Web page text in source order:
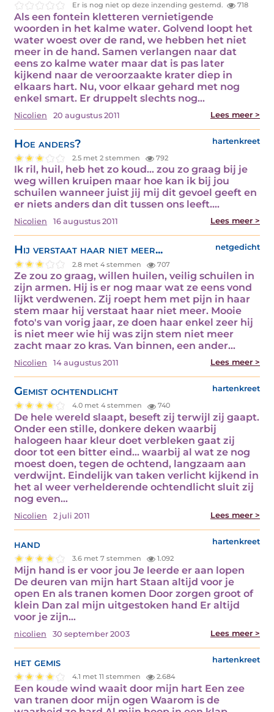
Er is nog niet op deze inzending gestemd. 718
Als een fontein kletteren vernietigende
woorden in het kalme water. Golvend loopt het
water woest over de rand, we hebben het niet
meer in de hand. Samen verlangen naar dat
eens zo kalme water maar dat is pas later
kijkend naar de veroorzaakte krater diep in
elkaars hart. Nu, voor elkaar gehard met nog
enkel smart. Er druppelt slechts nog…
Nicolien 20 augustus 2011 Lees meer >
Hoe anders? hartenkreet
2.5 met 2 stemmen 792
Ik ril, huil, heb het zo koud... zou zo graag bij je
weg willen kruipen maar hoe kan ik bij jou
schuilen wanneer juist jij mij dit gevoel geeft en
er niets anders dan dit tussen ons leeft.…
Nicolien 16 augustus 2011 Lees meer >
Hij verstaat haar niet meer... netgedicht
2.8 met 4 stemmen 707
Ze zou zo graag, willen huilen, veilig schuilen in
zijn armen. Hij is er nog maar wat ze eens vond
lijkt verdwenen. Zij roept hem met pijn in haar
stem maar hij verstaat haar niet meer. Mooie
foto's van vorig jaar, ze doen haar enkel zeer hij
is niet meer wie hij was zijn stem niet meer
zacht maar zo kras. Van binnen, een ander…
Nicolien 14 augustus 2011 Lees meer >
Gemist ochtendlicht hartenkreet
4.0 met 4 stemmen 740
De hele wereld slaapt, beseft zij terwijl zij gaapt.
Onder een stille, donkere deken waarbij
halogeen haar kleur doet verbleken gaat zij
door tot een bitter eind... waarbij al wat ze nog
moest doen, tegen de ochtend, langzaam aan
verdwijnt. Eindelijk van taken verlicht kijkend in
het al weer verhelderende ochtendlicht sluit zij
nog even…
Nicolien 2 juli 2011 Lees meer >
hand hartenkreet
3.6 met 7 stemmen 1.092
Mijn hand is er voor jou Je leerde er aan lopen
De deuren van mijn hart Staan altijd voor je
open En als tranen komen Door zorgen groot of
klein Dan zal mijn uitgestoken hand Er altijd
voor je zijn…
nicolien 30 september 2003 Lees meer >
het gemis hartenkreet
4.1 met 11 stemmen 2.684
Een koude wind waait door mijn hart Een zee
van tranen door mijn ogen Waarom is de